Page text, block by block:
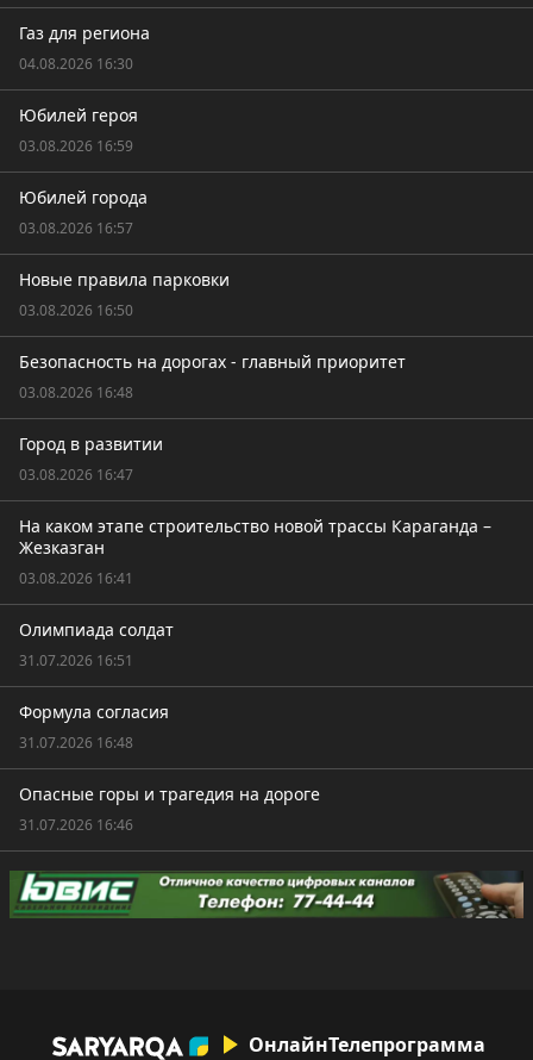
Газ для региона
04.08.2026 16:30
Юбилей героя
03.08.2026 16:59
Юбилей города
03.08.2026 16:57
Новые правила парковки
03.08.2026 16:50
Безопасность на дорогах - главный приоритет
03.08.2026 16:48
Город в развитии
03.08.2026 16:47
На каком этапе строительство новой трассы Караганда –
Жезказган
03.08.2026 16:41
Олимпиада солдат
31.07.2026 16:51
Формула согласия
31.07.2026 16:48
Опасные горы и трагедия на дороге
31.07.2026 16:46
ОнлайнТелепрограмма